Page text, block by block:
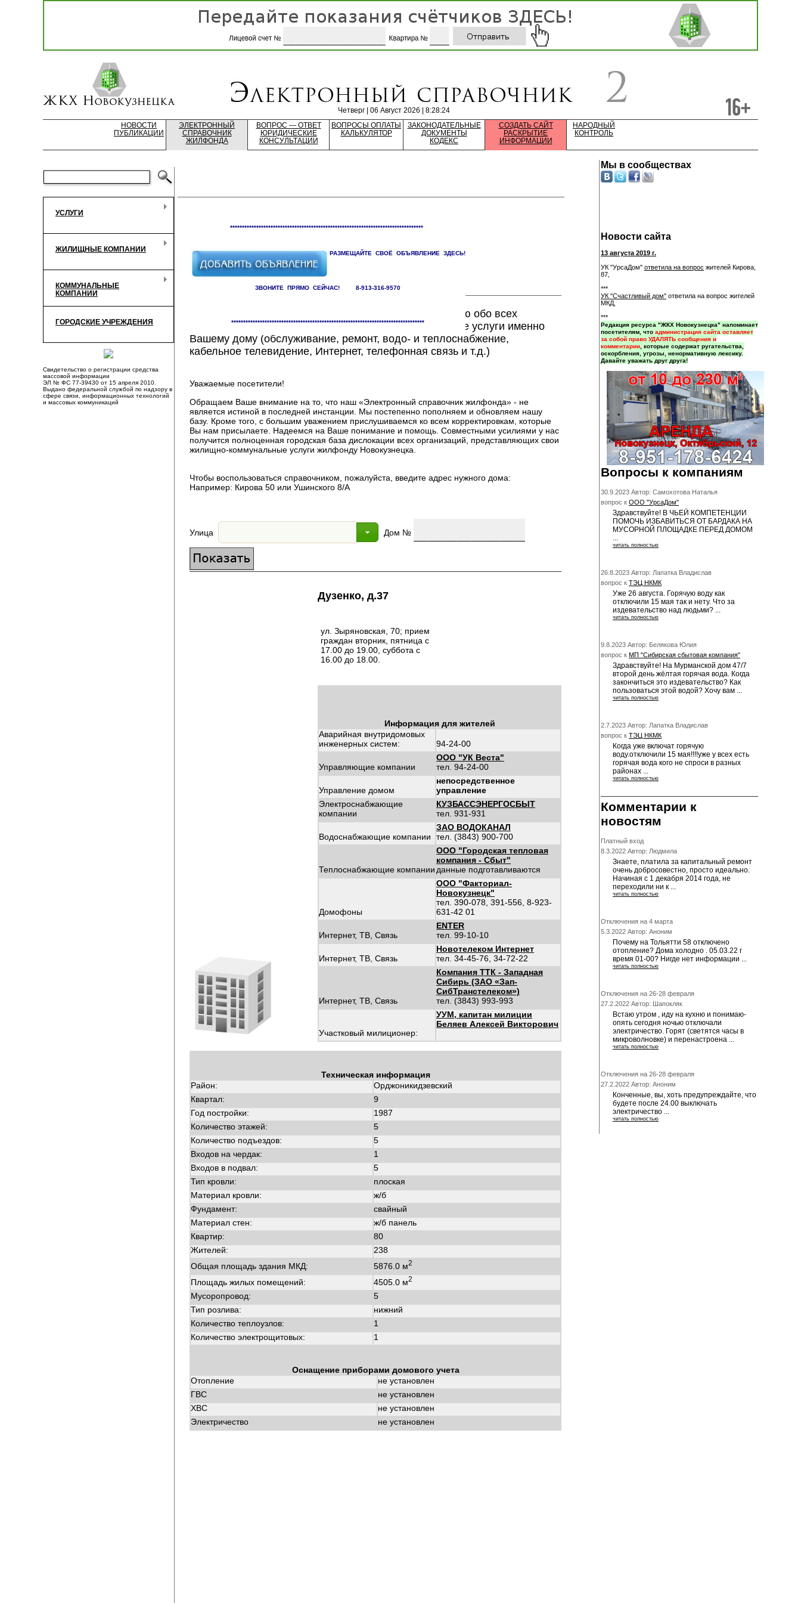
Четверг | 06 Август 2026 | 8:28:24
НОВОСТИ
ПУБЛИКАЦИИ
ЭЛЕКТРОННЫЙ
СПРАВОЧНИК
ЖИЛФОНДА
ВОПРОС — ОТВЕТ
ЮРИДИЧЕСКИЕ
КОНСУЛЬТАЦИИ
ВОПРОСЫ ОПЛАТЫ
КАЛЬКУЛЯТОР
ЗАКОНОДАТЕЛЬНЫЕ
ДОКУМЕНТЫ
КОДЕКС
СОЗДАТЬ САЙТ
РАСКРЫТИЕ
ИНФОРМАЦИИ
НАРОДНЫЙ
КОНТРОЛЬ
УСЛУГИ
ЖИЛИЩНЫЕ КОМПАНИИ
КОММУНАЛЬНЫЕ
КОМПАНИИ
ГОРОДСКИЕ УЧРЕЖДЕНИЯ
Свидетельство о регистрации средства
массовой информации
ЭЛ № ФС 77-39430 от 15 апреля 2010.
Выдано федеральной службой по надзору в
сфере связи, информационных технологий
и массовых коммуникаций
*********************************************************************************
РАЗМЕЩАЙТЕ СВОЁ ОБЪЯВЛЕНИЕ ЗДЕСЬ!
ЗВОНИТЕ ПРЯМО СЕЙЧАС! 8-913-316-9570
*********************************************************************************
Здесь Вы сможете найти исчерпывающую информацию обо всех
компаниях, предоставляющих жилищно-коммунальные услуги именно
Вашему дому (обслуживание, ремонт, водо- и теплоснабжение,
кабельное телевидение, Интернет, телефонная связь и т.д.)
Уважаемые посетители!
Обращаем Ваше внимание на то, что наш «Электронный справочник жилфонда» - не
является истиной в последней инстанции. Мы постепенно пополняем и обновляем нашу
базу. Кроме того, с большим уважением прислушиваемся ко всем корректировкам, которые
Вы нам присылаете. Надеемся на Ваше понимание и помощь. Совместными усилиями у нас
получится полноценная городская база дислокации всех организаций, представляющих свои
жилищно-коммунальные услуги жилфонду Новокузнецка.
Чтобы воспользоваться справочником, пожалуйста, введите адрес нужного дома:
Например: Кирова 50 или Ушинского 8/А
Улица Дом №
Дузенко, д.37
ул. Зыряновская, 70; прием
граждан вторник, пятница с
17.00 до 19.00, суббота с
16.00 до 18.00.
Информация для жителей
Аварийная внутридомовых
инженерных систем:
94-24-00
Управляющие компании
ООО "УК Веста"
тел. 94-24-00
Управление домом
непосредственное
управление
Электроснабжающие
компании
КУЗБАССЭНЕРГОСБЫТ
тел. 931-931
Водоснабжающие компании
ЗАО ВОДОКАНАЛ
тел. (3843) 900-700
Теплоснабжающие компании
ООО "Городская тепловая
компания - Сбыт"
данные подготавливаются
Домофоны
ООО "Факториал-
Новокузнецк"
тел. 390-078, 391-556, 8-923-
631-42 01
Интернет, ТВ, Связь
ENTER
тел. 99-10-10
Интернет, ТВ, Связь
Новотелеком Интернет
тел. 34-45-76, 34-72-22
Интернет, ТВ, Связь
Компания ТТК - Западная
Сибирь (ЗАО «Зап-
СибТранстелеком»)
тел. (3843) 993-993
Участковый милиционер:
УУМ, капитан милиции
Беляев Алексей Викторович
Техническая информация
Район:
Орджоникидзевский
Квартал:
9
Год постройки:
1987
Количество этажей:
5
Количество подъездов:
5
Входов на чердак:
1
Входов в подвал:
5
Тип кровли:
плоская
Материал кровли:
ж/б
Фундамент:
свайный
Материал стен:
ж/б панель
Квартир:
80
Жителей:
238
Общая площадь здания МКД:
5876.0 м2
Площадь жилых помещений: 4505.0 м2
Мусоропровод:
5
Тип розлива:
нижний
Количество теплоузлов:
1
Количество электрощитовых:
1
Оснащение приборами домового учета
Отопление
не установлен
ГВС
не установлен
ХВС
не установлен
Электричество
не установлен
Мы в сообществах
Новости сайта
13 августа 2019 г.
УК "УрсаДом" ответила на вопрос жителей Кирова,
87,
***
УК "Счастливый дом" ответила на вопрос жителей
МКД,
***
Редакция ресурса "ЖКХ Новокузнецка" напоминает
посетителям, что администрация сайта оставляет
за собой право УДАЛЯТЬ сообщения и
комментарии , которые содержат ругательства,
оскорбления, угрозы, ненормативную лексику.
Давайте уважать друг друга!
Вопросы к компаниям
30.9.2023 Автор: Самохотова Наталья
вопрос к ООО "УрсаДом"
Здравствуйте! В ЧЬЕЙ КОМПЕТЕНЦИИ
ПОМОЧЬ ИЗБАВИТЬСЯ ОТ БАРДАКА НА
МУСОРНОЙ ПЛОЩАДКЕ ПЕРЕД ДОМОМ
...
читать полностью
26.8.2023 Автор: Лапатка Владислав
вопрос к ТЭЦ НКМК
Уже 26 августа. Горячую воду как
отключили 15 мая так и нету. Что за
издевательство над людьми? ...
читать полностью
9.8.2023 Автор: Белякова Юлия
вопрос к МП "Сибирская сбытовая компания"
Здравствуйте! На Мурманской дом 47/7
второй день жёлтая горячая вода. Когда
закончиться это издевательство? Как
пользоваться этой водой? Хочу вам ...
читать полностью
2.7.2023 Автор: Лапатка Владислав
вопрос к ТЭЦ НКМК
Когда уже включат горячую
воду.отключили 15 мая!!!!уже у всех есть
горячая вода кого не спроси в разных
районах ...
читать полностью
Комментарии к
новостям
Платный вход
8.3.2022 Автор: Людмила
Знаете, платила за капитальный ремонт
очень добросовестно, просто идеально.
Начиная с 1 декабря 2014 года, не
переходили ни к ...
читать полностью
Отключения на 4 марта
5.3.2022 Автор: Аноним
Почему на Тольятти 58 отключено
отопление? Дома холодно . 05.03.22 г
время 01-00? Нигде нет информации ...
читать полностью
Отключения на 26-28 февраля
27.2.2022 Автор: Шапокляк
Встаю утром , иду на кухню и понимаю-
опять сегодня ночью отключали
электричество. Горят (светятся часы в
микроволновке) и перенастроена ...
читать полностью
Отключения на 26-28 февраля
27.2.2022 Автор: Аноним
Конченные, вы, хоть предупреждайте, что
будете после 24.00 выключать
электричество ...
читать полностью